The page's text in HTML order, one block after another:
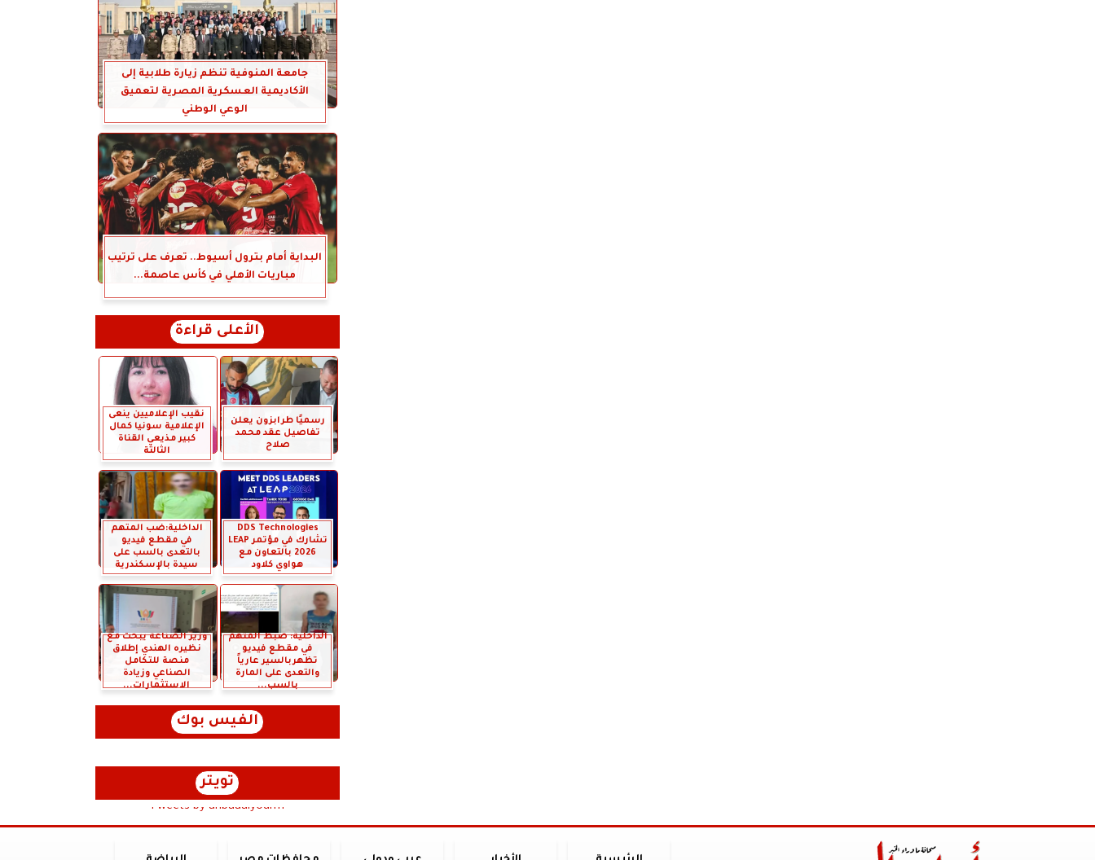
جامعة المنوفية تنظم زيارة طلابية إلى
الأكاديمية العسكرية المصرية لتعميق
الوعي الوطني
البداية أمام بترول أسيوط.. تعرف على ترتيب
مباريات الأهلي في كأس عاصمة...
الأعلى قراءة
رسميًا طرابزون يعلن
تفاصيل عقد محمد
صلاح
نقيب الإعلاميين ينعى
الإعلامية سونيا كمال
كبير مذيعي القناة
الثالثة
DDS Technologies
تشارك في مؤتمر LEAP
2026 بالتعاون مع
هواوي كلاود
الداخلية:ضب المتهم
في مقطع فيديو
بالتعدى بالسب على
سيدة بالإسكندرية
الداخلية: ضبط المتهم
في مقطع فيديو
تظهربالسير عارياً
والتعدى على المارة
بالسب...
وزير الصناعة يبحث مع
نظيره الهندي إطلاق
منصة للتكامل
الصناعي وزيادة
الاستثمارات...
الفيس بوك
تويتر
Tweets by anbaaalyoum1